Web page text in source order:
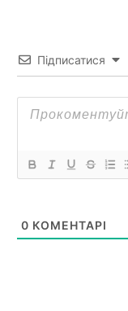
Підписатися
0 КОМЕНТАРІ